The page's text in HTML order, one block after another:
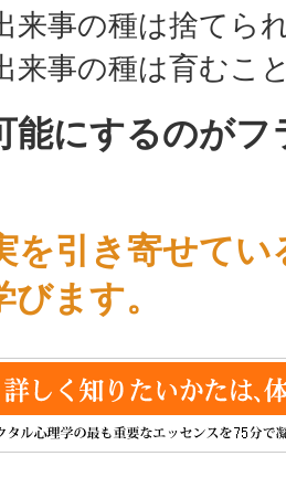
来事の種は捨てら
来事の種は育むこ
能にするのが
を引き寄せてい
ます。